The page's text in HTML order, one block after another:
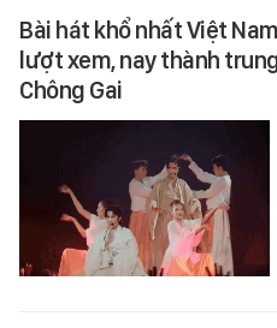
Bài hát khổ nhất Việt
lượt xem, nay thành
Chông Gai